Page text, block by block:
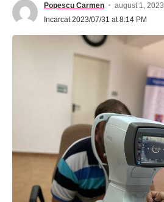
Popescu Carmen
august 1, 2023
Incarcat 2023/07/31 at 8:14 PM